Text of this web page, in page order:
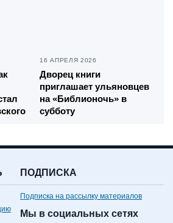
16 АПРЕЛЯ 2026
Дворец книги
приглашает ульяновцев
на «Библионочь» в
субботу
ПОДПИСКА
Подписка на рассылку материалов
Мы в социальных сетях